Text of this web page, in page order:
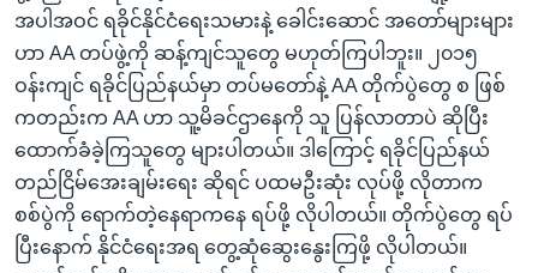
အပါအဝင် ရခိုင်နိုင်ငံရေးသမားနဲ့ ခေါင်းဆောင် အတော်များများ
ဟာ AA တပ်ဖွဲ့ကို ဆန့်ကျင်သူတွေ မဟုတ်ကြပါဘူး။ ၂၀၁၅
ဝန်းကျင် ရခိုင်ပြည်နယ်မှာ တပ်မတော်နဲ့ AA တိုက်ပွဲတွေ စ ဖြစ်
ကတည်းက AA ဟာ သူ့မိခင်ဌာနေကို သူ ပြန်လာတာပဲ ဆိုပြီး
ထောက်ခံခဲ့ကြသူတွေ များပါတယ်။ ဒါကြောင့် ရခိုင်ပြည်နယ်
တည်ငြိမ်အေးချမ်းရေး ဆိုရင် ပထမဦးဆုံး လုပ်ဖို့ လိုတာက
စစ်ပွဲကို ရောက်တဲ့နေရာကနေ ရပ်ဖို့ လိုပါတယ်။ တိုက်ပွဲတွေ ရပ်
ပြီးနောက် နိုင်ငံရေးအရ တွေ့ဆုံဆွေးနွေးကြဖို့ လိုပါတယ်။